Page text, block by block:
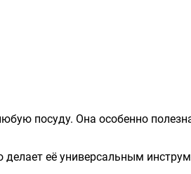
посуду. Она особенно
делает её универсальным